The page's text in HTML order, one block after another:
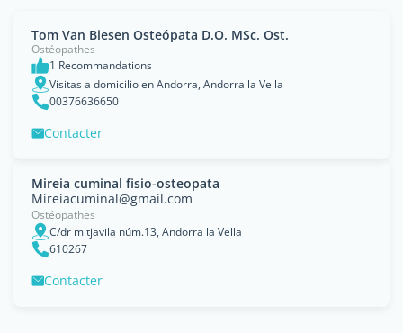
Tom Van Biesen Osteópata D.O. MSc. Ost.
Ostéopathes
1 Recommandations
Visitas a domicilio en Andorra, Andorra la Vella
00376636650
Contacter
Mireia cuminal fisio-osteopata
Mireiacuminal@gmail.com
Ostéopathes
C/dr mitjavila núm.13, Andorra la Vella
610267
Contacter